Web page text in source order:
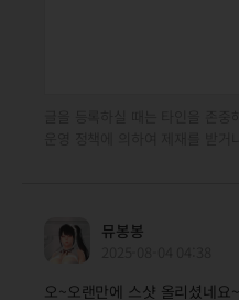
뮤봉봉
오~오랜만에 스샷 올리셨네